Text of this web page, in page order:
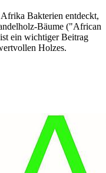
Bakterien entdeckt,
Bäume ("African
ein wichtiger Beitrag
Holzes.